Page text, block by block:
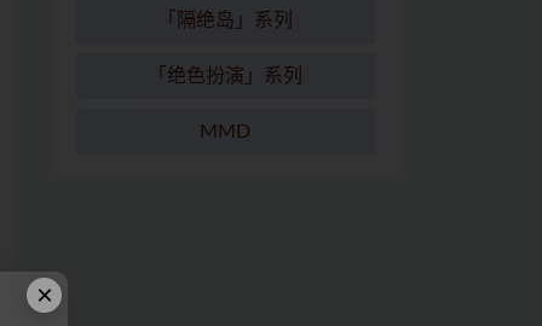
「隔绝岛」系列
「绝色扮演」系列
MMD
×